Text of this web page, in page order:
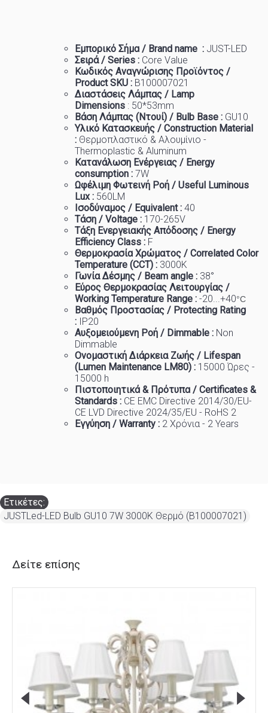
Εμπορικό Σήμα / Brand name : JUST-LED
Σειρά / Series : Core Value
Κωδικός Αναγνώρισης Προϊόντος /
Product SKU : B100007021
Διαστάσεις Λάμπας / Lamp
Dimensions : 50*53mm
Βάση Λάμπας (Ντουί) / Bulb Base : GU10
Υλικό Κατασκευής / Construction Material
: Θερμοπλαστικό & Αλουμίνιο -
Thermoplastic & Aluminum
Κατανάλωση Ενέργειας / Energy
consumption : 7W
Ωφέλιμη Φωτεινή Ροή / Useful Luminous
Lux : 560LM
Ισοδύναμος / Equivalent : 40
Τάση / Voltage : 170-265V
Τάξη Ενεργειακής Απόδοσης / Energy
Efficiency Class : F
Θερμοκρασία Χρώματος / Correlated Color
Temperature (CCT) : 3000K
Γωνία Δέσμης / Beam angle : 38°
Εύρος Θερμοκρασίας Λειτουργίας /
Working Temperature Range : -20...+40°C
Βαθμός Προστασίας / Protecting Rating
: IP20
Αυξομειούμενη Ροή / Dimmable : Non
Dimmable
Ονομαστική Διάρκεια Ζωής / Lifespan
(Lumen Maintenance LM80) : 1 5000 Ώρες -
15000 h
Πιστοποιητικά & Πρότυπα / Certificates &
Standards : CE EMC Directive 2014/30/EU-
CE LVD Directive 2024/35/EU - RoHS 2
Εγγύηση / Warranty : 2 Χρόνια - 2 Years
Ετικέτες:
JUSTLed-LED Bulb GU10 7W 3000K Θερμό (B100007021)
Δείτε επίσης